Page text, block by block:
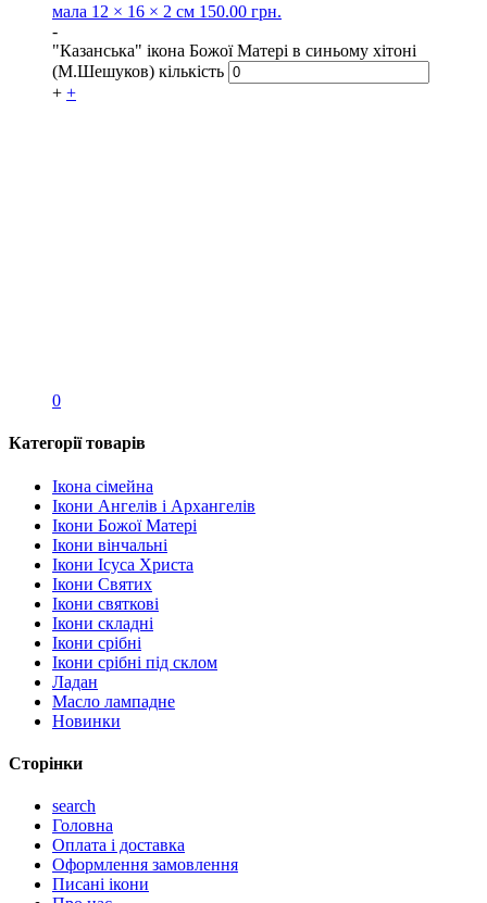
мала 12 × 16 × 2 см 150.00 грн.
-
"Казанська" ікона Божої Матері в синьому хітоні
(М.Шешуков) кількість
+ +
0
Категорії товарів
Ікона сімейна
Ікони Ангелів і Архангелів
Ікони Божої Матері
Ікони вінчальні
Ікони Ісуса Христа
Ікони Святих
Ікони святкові
Ікони складні
Ікони срібні
Ікони срібні під склом
Ладан
Масло лампадне
Новинки
Сторінки
search
Головна
Оплата і доставка
Оформлення замовлення
Писані ікони